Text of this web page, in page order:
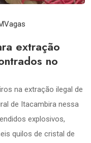
Vagas
extração
no
na extração ilegal de
de Itacambira nessa
explosivos,
quilos de cristal de